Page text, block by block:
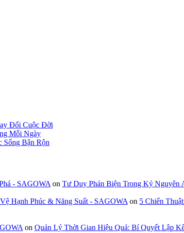
Đổi Cuộc Đời
Mỗi Ngày
Bận Rộn
- SAGOWA on Tư Duy Phản Biện Trong Kỷ
Hạnh Phúc & Năng Suất - SAGOWA on 5 Chiến
on Quản Lý Thời Gian Hiệu Quả: Bí Quyết Lập